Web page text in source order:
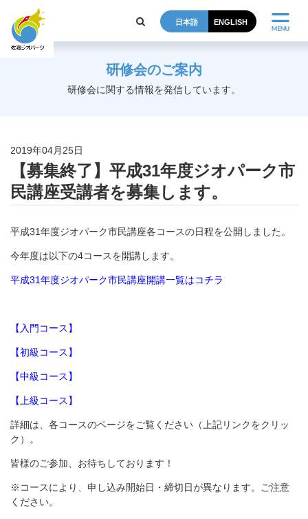
日本語 ENGLISH
研修会のご案内
研修会に関する情報を発信しています。
2019年04月25日
【募集終了】平成31年度ジオパーク市
民講座受講者を募集します。
平成31年度ジオパーク市民講座各コースの日程を公開しました。
今年度は以下の4コースを開講します。
平成31年度ジオパーク市民講座開講一覧はコチラ
【入門コース】
【初級コース】
【中級コース】
【上級コース】
詳細は、各コースのページをご覧ください（上記リンクをクリッ
ク）。
皆様のご参加、お待ちしております！
※コースにより、申し込み開始日・締切日が異なります。ご注意
ください。